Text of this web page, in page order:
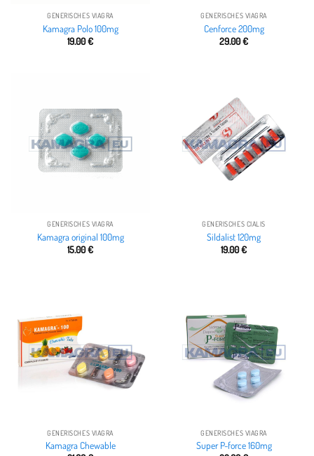
GENERISCHES VIAGRA
Kamagra Polo 100mg
19.00€
GENERISCHES VIAGRA
Cenforce 200mg
29.00€
GENERISCHES VIAGRA
Kamagra original 100mg
15.00€
GENERISCHES CIALIS
Sildalist 120mg
19.00€
GENERISCHES VIAGRA
Kamagra Chewable
GENERISCHES VIAGRA
Super P-force 160mg